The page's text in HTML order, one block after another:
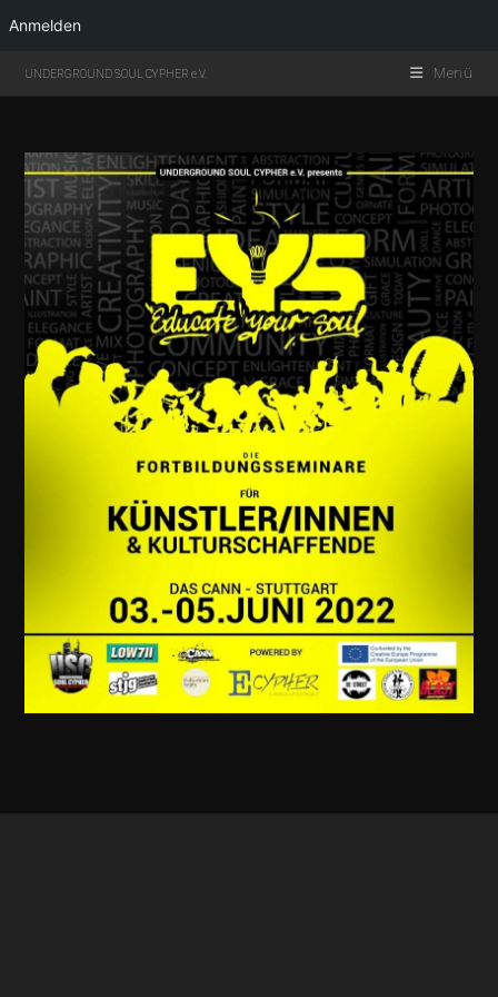
Anmelden
UNDERGROUND SOUL CYPHER e.V. Menü